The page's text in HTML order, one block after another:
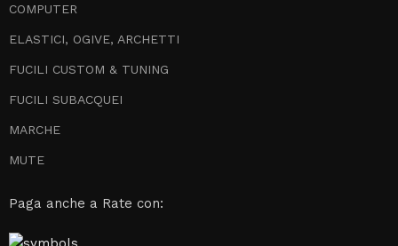
COMPUTER
ELASTICI, OGIVE, ARCHETTI
FUCILI CUSTOM & TUNING
FUCILI SUBACQUEI
MARCHE
MUTE
Paga anche a Rate con: